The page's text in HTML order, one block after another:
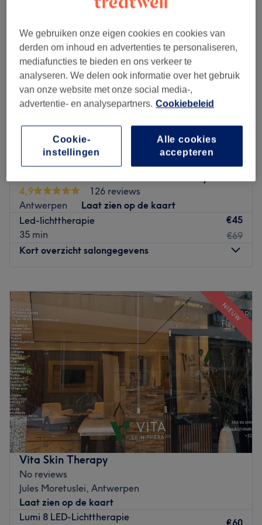
4,9
126 reviews
Antwerpen
Laat zien op de kaart
Led-lichttherapie
35 min
€45
€69
Kort overzicht salongegevens
Dinsdag
08:00 –18:00
Woensdag
08:00– 20:45
Donderdag
10:00 –18:00
Vrijdag
10:00–18:00
Zaterdag
10:00–18:00
Zondag
08:00–20:45
Miss Clinic is een woman-only esthetische
schoonheidssalon gelegen in Antwerpen. Ontdek de
professionele en gepersonaliseerde
schoonheidsbehandelingen van Miss Clinic. Of je nu op
zoek bent naar een goede plek voor laserontharing, vet
verwijderen of een ontspannende gezichtsbehandeling,
bij The Miss Clinic ben je aan het juiste adres. Miss Clinic
werkt met professionele productmerken zoals Babor,
Orixir & Esthermax waardoor je zeker kunt zijn van
kwaliteit en resultaat.
NIEUW
Vita Skin Therapy
No reviews
Jules Moretuslei, Antwerpen
Laat zien op de kaart
Lumi 8 LED-Lichttherapie
We gebruiken onze eigen cookies en cookies van
derden om inhoud en advertenties te personaliseren,
mediafuncties te bieden en ons verkeer te
analyseren. We delen ook informatie over het gebruik
van onze website met onze social media-,
advertentie- en analysepartners. Cookiebeleid
Alle cookies
accepteren
Cookie-
instellingen